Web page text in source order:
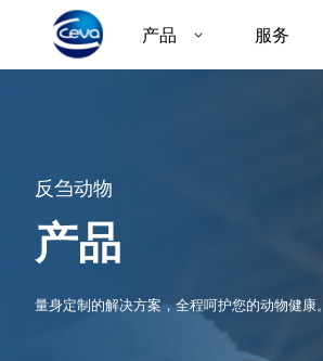
产品 服务
反刍动物
产品
量身定制的解决方案，全程呵护您的动物健康。